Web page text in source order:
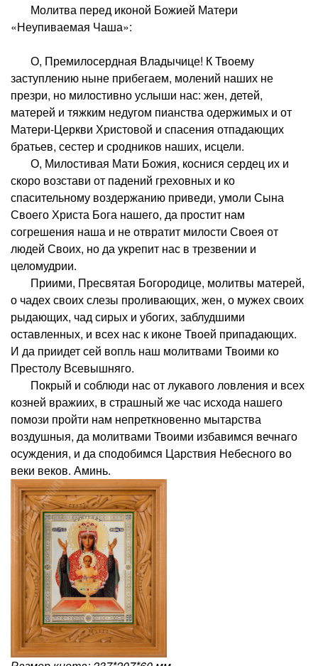
Молитва перед иконой Божией Матери
«Неупиваемая Чаша»:
О, Премилосердная Владычице! К Твоему
заступлению ныне прибегаем, молений наших не
презри, но милостивно услыши нас: жен, детей,
матерей и тяжким недугом пианства одержимых и от
Матери-Церкви Христовой и спасения отпадающих
братьев, сестер и сродников наших, исцели.
О, Милостивая Мати Божия, коснися сердец их и
скоро возстави от падений греховных и ко
спасительному воздержанию приведи, умоли Сына
Своего Христа Бога нашего, да простит нам
согрешения наша и не отвратит милости Своея от
людей Своих, но да укрепит нас в трезвении и
целомудрии.
Приими, Пресвятая Богородице, молитвы матерей,
о чадех своих слезы проливающих, жен, о мужех своих
рыдающих, чад сирых и убогих, заблудшими
оставленных, и всех нас к иконе Твоей припадающих.
И да приидет сей вопль наш молитвами Твоими ко
Престолу Всевышняго.
Покрый и соблюди нас от лукавого ловления и всех
козней вражиих, в страшный же час исхода нашего
помози пройти нам непреткновенно мытарства
воздушныя, да молитвами Твоими избавимся вечнаго
осуждения, и да сподобимся Царствия Небесного во
веки веков. Аминь.